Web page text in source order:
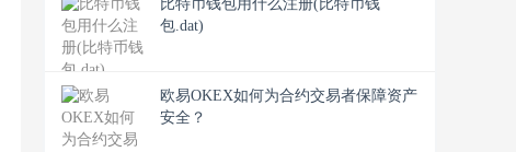
比特币钱包用什么注册(比特币钱
包.dat)
欧易OKEX如何为合约交易者保障资产
安全？